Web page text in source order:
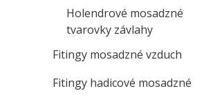
Holendrové mosadzné
tvarovky závlahy
Fitingy mosadzné vzduch
Fitingy hadicové mosadzné